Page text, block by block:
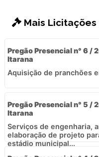
Mais Licitações
Pregão Presencial n° 6 /
Itarana
Aquisição de pranchões
Pregão Presencial n° 5 /
Itarana
Serviços de engenharia,
elaboração de projeto
estádio municipal...